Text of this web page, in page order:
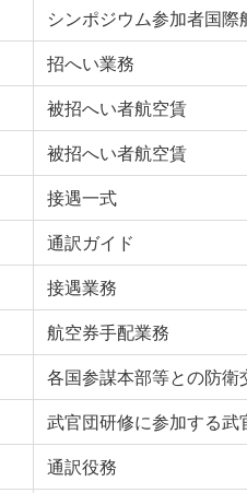
シンポジウム参加者国際
招へい業務
被招へい者航空賃
被招へい者航空賃
接遇一式
通訳ガイド
接遇業務
航空券手配業務
各国参謀本部等との防衛
武官団研修に参加する武
通訳役務